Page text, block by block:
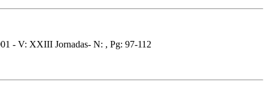
- V: XXIII Jornadas- N: , Pg: 97-112